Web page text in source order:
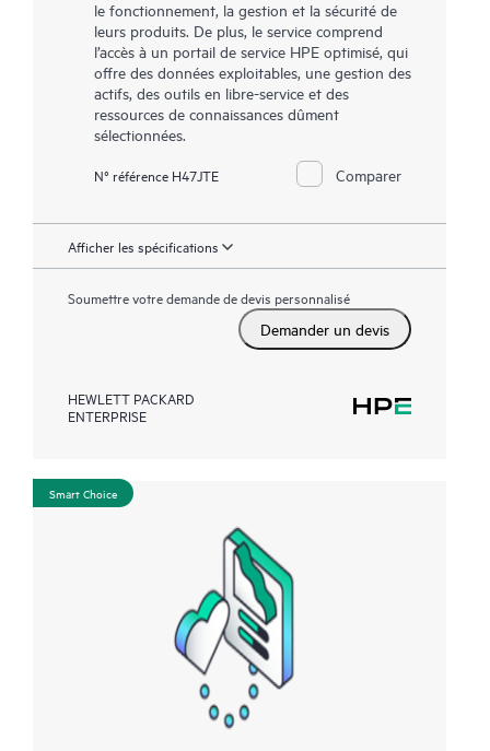
le fonctionnement, la gestion et la sécurité de
leurs produits. De plus, le service comprend
l’accès à un portail de service HPE optimisé, qui
offre des données exploitables, une gestion des
actifs, des outils en libre-service et des
ressources de connaissances dûment
sélectionnées.
N° référence H47JTE Comparer
Afficher les spécifications
Soumettre votre demande de devis personnalisé
Demander un devis
HEWLETT PACKARD
ENTERPRISE
Smart Choice